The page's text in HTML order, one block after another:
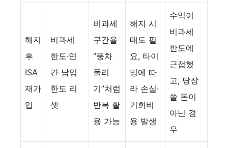
해지
후
ISA
재가
입
비과세
한도·연
간 납입
한도 리
셋
비과세
구간을
“풍차
돌리
기”처럼
반복 활
용 가능
해지 시
매도 필
요, 타이
밍에 따
라 손실·
기회비
용 발생
수익이
비과세
한도에
근접했
고, 당장
쓸 돈이
아닌 경
우